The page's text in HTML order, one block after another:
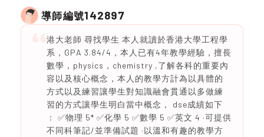
導師編號142897
港大老師 尋找學生 本人就讀於香港大學工程學
系，GPA 3.84/4，本人已有4年教學經驗，擅長
數學，physics，chemistry ,了解各科的重要內
容以及核心概念，本人的教學方計為以具體的
方式以及練習讓學生對知識融會貫通以多做練
習的方式讓學生明白當中概念， dse成績如下
： ✅物理 5* ✅化學 5 ✅數學 5 ✅英文 4 ·可提供
不同科筆記/並準備試題 ·以溫和有趣的教學方